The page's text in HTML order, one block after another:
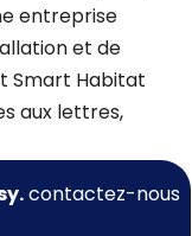
entreprise
et de
Smart Habitat
aux lettres,
contactez-nous